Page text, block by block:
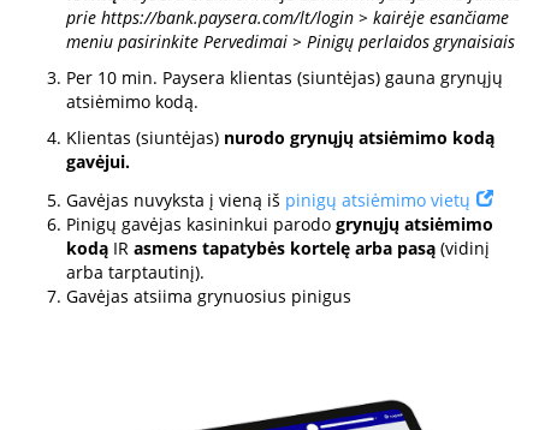
prie https://bank.paysera.com/lt/login > kairėje esančiame
meniu pasirinkite Pervedimai > Pinigų perlaidos grynaisiais
Per 10 min. Paysera klientas (siuntėjas) gauna grynųjų
atsiėmimo kodą.
Klientas (siuntėjas) nurodo grynųjų atsiėmimo kodą
gavėjui.
Gavėjas nuvyksta į vieną iš pinigų atsiėmimo vietų
Pinigų gavėjas kasininkui parodo grynųjų atsiėmimo
kodą IR asmens tapatybės kortelę arba pasą (vidinį
arba tarptautinį).
Gavėjas atsiima grynuosius pinigus